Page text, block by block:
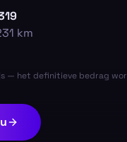
km
— het definitieve bedrag